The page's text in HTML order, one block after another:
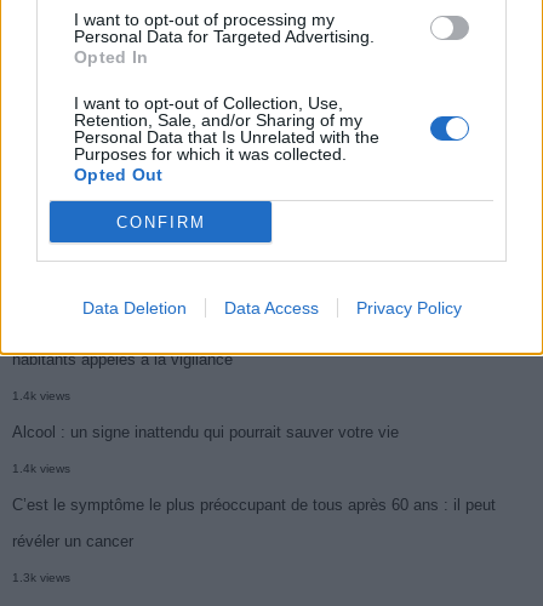
I want to opt-out of processing my
Personal Data for Targeted Advertising.
Opted In
I want to opt-out of Collection, Use,
Retention, Sale, and/or Sharing of my
Personal Data that Is Unrelated with the
Purposes for which it was collected.
Opted Out
CONFIRM
Data Deletion Data Access Privacy Policy
Ce cancer mortel explose chez les personnes nées après 1980 : le
symptôme à repérer
Je suis cardiologue et voici le seul chocolat que je valide : c’est le
meilleur pour le cœur
CARTE. Le cancer est plus mortel dans cette région qu’ailleurs : les
habitants appelés à la vigilance
1.4k views
Alcool : un signe inattendu qui pourrait sauver votre vie
1.4k views
C’est le symptôme le plus préoccupant de tous après 60 ans : il peut
révéler un cancer
1.3k views